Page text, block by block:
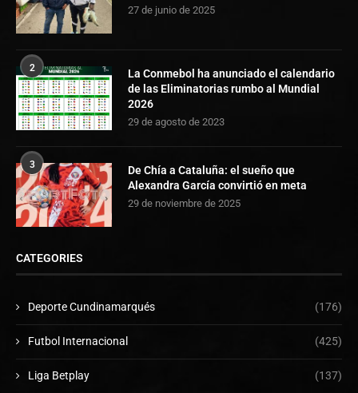
27 de junio de 2025
2
La Conmebol ha anunciado el calendario
de las Eliminatorias rumbo al Mundial
2026
29 de agosto de 2023
3
De Chía a Cataluña: el sueño que
Alexandra García convirtió en meta
29 de noviembre de 2025
CATEGORIES
Deporte Cundinamarqués (176)
Futbol Internacional (425)
Liga Betplay (137)